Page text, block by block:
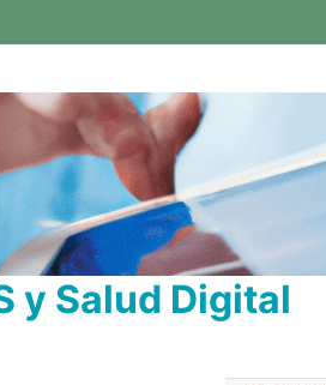
y Salud Digital